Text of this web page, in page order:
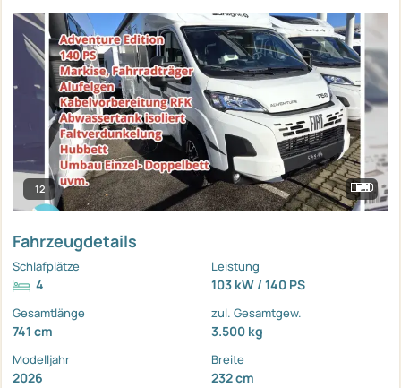
12
Fahrzeugdetails
Schlafplätze
4
Leistung
103 kW / 140 PS
Gesamtlänge
741 cm
zul. Gesamtgew.
3.500 kg
Modelljahr
2026
Breite
232 cm